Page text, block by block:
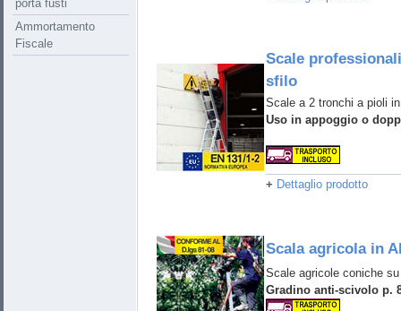
Scale
sfilo
Scale a 2 tronchi a pioli
Uso in appoggio o
+ Dettaglio prodotto
Scala agricola in
Scale agricole coniche
Gradino anti-scivolo p.
porta fusti
Ammortamento
Fiscale